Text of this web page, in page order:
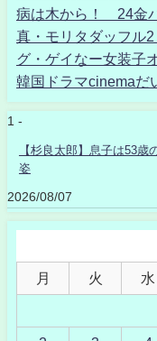
病は木から！ 24金
真・モリタダッフル
グ・ゲイなー女装子
韓国ドラマcinemaだ
1 -
【杉良太郎】息子は53
姿
2026/08/07
月 火 水